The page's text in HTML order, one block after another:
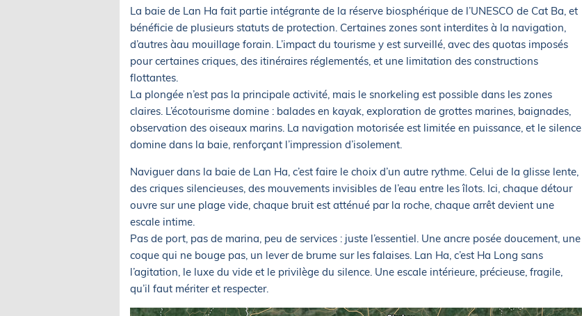
La baie de Lan Ha fait partie intégrante de la réserve biosphérique de l’UNESCO de Cat Ba, et
bénéficie de plusieurs statuts de protection. Certaines zones sont interdites à la navigation,
d’autres àau mouillage forain. L’impact du tourisme y est surveillé, avec des quotas imposés
pour certaines criques, des itinéraires réglementés, et une limitation des constructions
flottantes.
La plongée n’est pas la principale activité, mais le snorkeling est possible dans les zones
claires. L’écotourisme domine : balades en kayak, exploration de grottes marines, baignades,
observation des oiseaux marins. La navigation motorisée est limitée en puissance, et le silence
domine dans la baie, renforçant l’impression d’isolement.
Naviguer dans la baie de Lan Ha, c’est faire le choix d’un autre rythme. Celui de la glisse lente,
des criques silencieuses, des mouvements invisibles de l’eau entre les îlots. Ici, chaque détour
ouvre sur une plage vide, chaque bruit est atténué par la roche, chaque arrêt devient une
escale intime.
Pas de port, pas de marina, peu de services : juste l’essentiel. Une ancre posée doucement, une
coque qui ne bouge pas, un lever de brume sur les falaises. Lan Ha, c’est Ha Long sans
l’agitation, le luxe du vide et le privilège du silence. Une escale intérieure, précieuse, fragile,
qu’il faut mériter et respecter.